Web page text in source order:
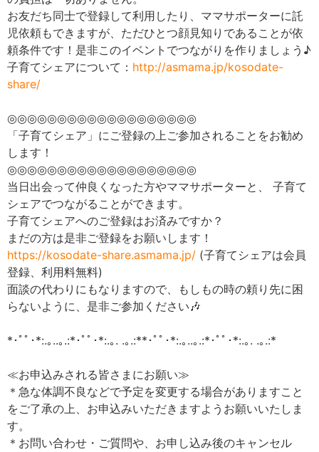
お友だち同士で登録して利用したり、ママサポーターに託
児依頼もできますが、ただひとつ顔見知りであることが依
頼条件です！是非このイベントでつながりを作りましょう♪
子育てシェアについて： http://asmama.jp/kosodate-
share/
◎◎◎◎◎◎◎◎◎◎◎◎◎◎◎◎◎◎◎
「子育てシェア」にご登録の上ご参加されることをお勧め
します！
◎◎◎◎◎◎◎◎◎◎◎◎◎◎◎◎◎◎◎
当日出会って仲良くなった方やママサポーターと、 子育て
シェアでつながることができます。
子育てシェアへのご登録はお済みですか？
まだの方は是非ご登録をお願いします！
https://kosodate-share.asmama.jp/ (子育てシェアは会員
登録、利用料無料)
面談の代わりにもなりますので、もしもの時の頼り先に困
らないように、是非ご参加ください🎶
*･ﾟﾟ･*:.｡..｡.:*･ﾟﾟ･*:.｡. .｡.:**･ﾟﾟ･*:.｡..｡.:*･ﾟﾟ･*:.｡. .｡.:*
≪お申込みされる皆さまにお願い≫
＊急な体調不良などで予定を変更する場合がありますこと
をご了承の上、お申込みいただきますようお願いいたしま
す。
＊お問い合わせ・ご質問や、お申し込み後のキャンセル